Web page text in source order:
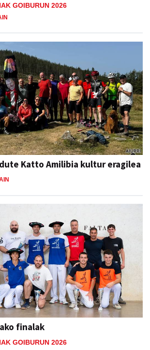
GOIBURUN 2026
Katto Amilibia kultur eragilea
finalak
GOIBURUN 2026